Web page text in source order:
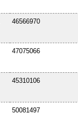
46566970
47075066
45310106
50081497